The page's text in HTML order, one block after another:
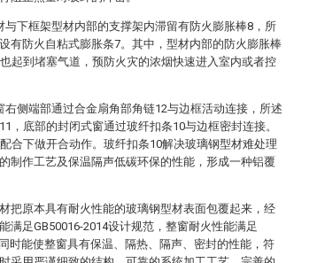
下框架型材内部的支撑架内滞留有防火膨胀棒8，所
有防火自粘式膨胀条7。其中，型材内部的防火膨胀棒
起到堵塞气道，预防火灾的浓烟快速进入室内或者控
侧端部通过合金扇角部角链12与边框活动连接，所述
，底部的封闭式窗通过玻纤扣条10与边框密封连接。
合下做开合动作。玻纤扣条10解决玻璃钢型材难处理
制作工艺及保温隔声低碳环保的性能，形成一种铝覆
把原本具有耐火性能的玻璃钢型材表面包覆起来，经
满足GB50016-2014设计规范，整窗耐火性能满足
时能使整窗具有保温、隔热、隔声、密封的性能，符